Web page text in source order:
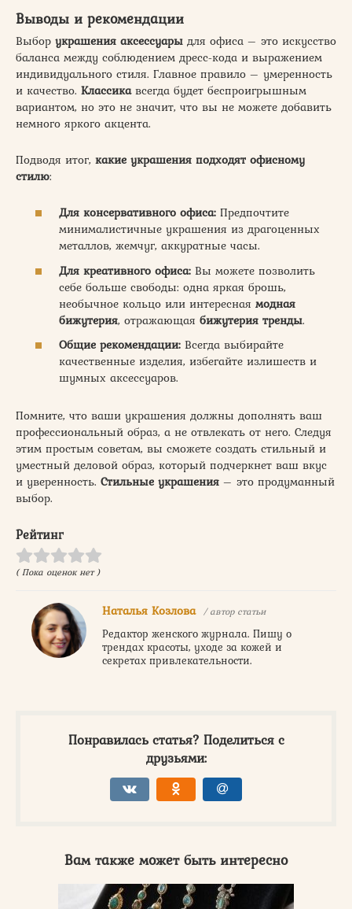
Выводы и рекомендации
Выбор украшения аксессуары для офиса – это искусство
баланса между соблюдением дресс-кода и выражением
индивидуального стиля. Главное правило – умеренность
и качество. Классикавсегда будет беспроигрышным
вариантом, но это не значит, что вы не можете добавить
немного яркого акцента.
Подводя итог, какие украшения подходят офисному
стилю:
Для консервативного офиса: Предпочтите
минималистичные украшения из драгоценных
металлов, жемчуг, аккуратные часы.
Для креативного офиса: Вы можете позволить
себе больше свободы: одна яркая брошь,
необычное кольцо или интересная модная
бижутерия, отражающая бижутерия тренды.
Общие рекомендации: Всегда выбирайте
качественные изделия, избегайте излишеств и
шумных аксессуаров.
Помните, что ваши украшения должны дополнять ваш
профессиональный образ, а не отвлекать от него. Следуя
этим простым советам, вы сможете создать стильный и
уместный деловой образ, который подчеркнет ваш вкус
и уверенность. Стильные украшения – это продуманный
выбор.
Рейтинг
( Пока оценок нет )
Наталья Козлова / автор статьи
Редактор женского журнала. Пишу о
трендах красоты, уходе за кожей и
секретах привлекательности.
Понравилась статья? Поделиться с
друзьями:
Вам также может быть интересно